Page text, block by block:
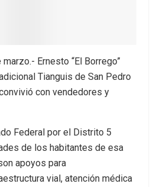
Ernesto “El Borrego”
Tianguis de San Pedro
con vendedores y
Federal por el Distrito 5
de los habitantes de esa
apoyos para
vial, atención médica